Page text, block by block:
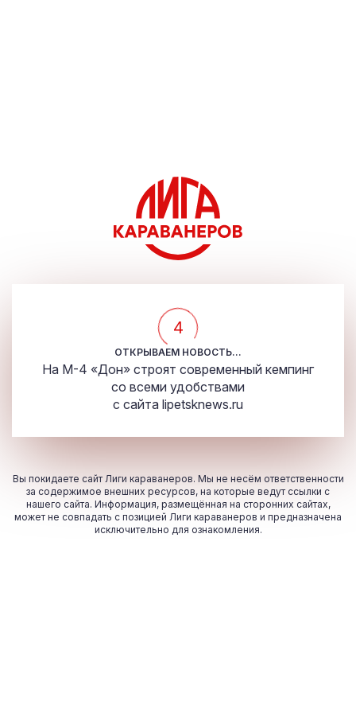
4
ОТКРЫВАЕМ НОВОСТЬ...
На М-4 «Дон» строят современный кемпинг
со всеми удобствами
с сайта lipetsknews.ru
Вы покидаете сайт Лиги караванеров. Мы не несём ответственности
за содержимое внешних ресурсов, на которые ведут ссылки с
нашего сайта. Информация, размещённая на сторонних сайтах,
может не совпадать с позицией Лиги караванеров и предназначена
исключительно для ознакомления.